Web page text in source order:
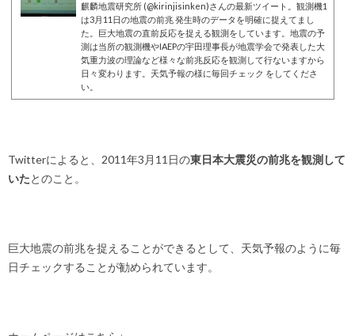
麒麟地震研究所 (@kirinjisinken)さんの最新ツイート。観測機1
は3月11日の地震の前兆 発生時のデータを明確に捉えてまし
た。巨大地震の直前反応を捉える観測をしています。地震の予
測は当所の観測機やIAEPの宇田理事長が地震学会で発表した大
気重力波の理論など様々な前兆反応を観測して行ないますから
日々変わります。天気予報の様に毎回チェック をしてくださ
い。
Twitterによると、2011年3月11日の東日本大震災の前兆を観測して
いたとのこと。
巨大地震の前兆を捉えることができるとして、天気予報のように毎
日チェックすることが勧められています。